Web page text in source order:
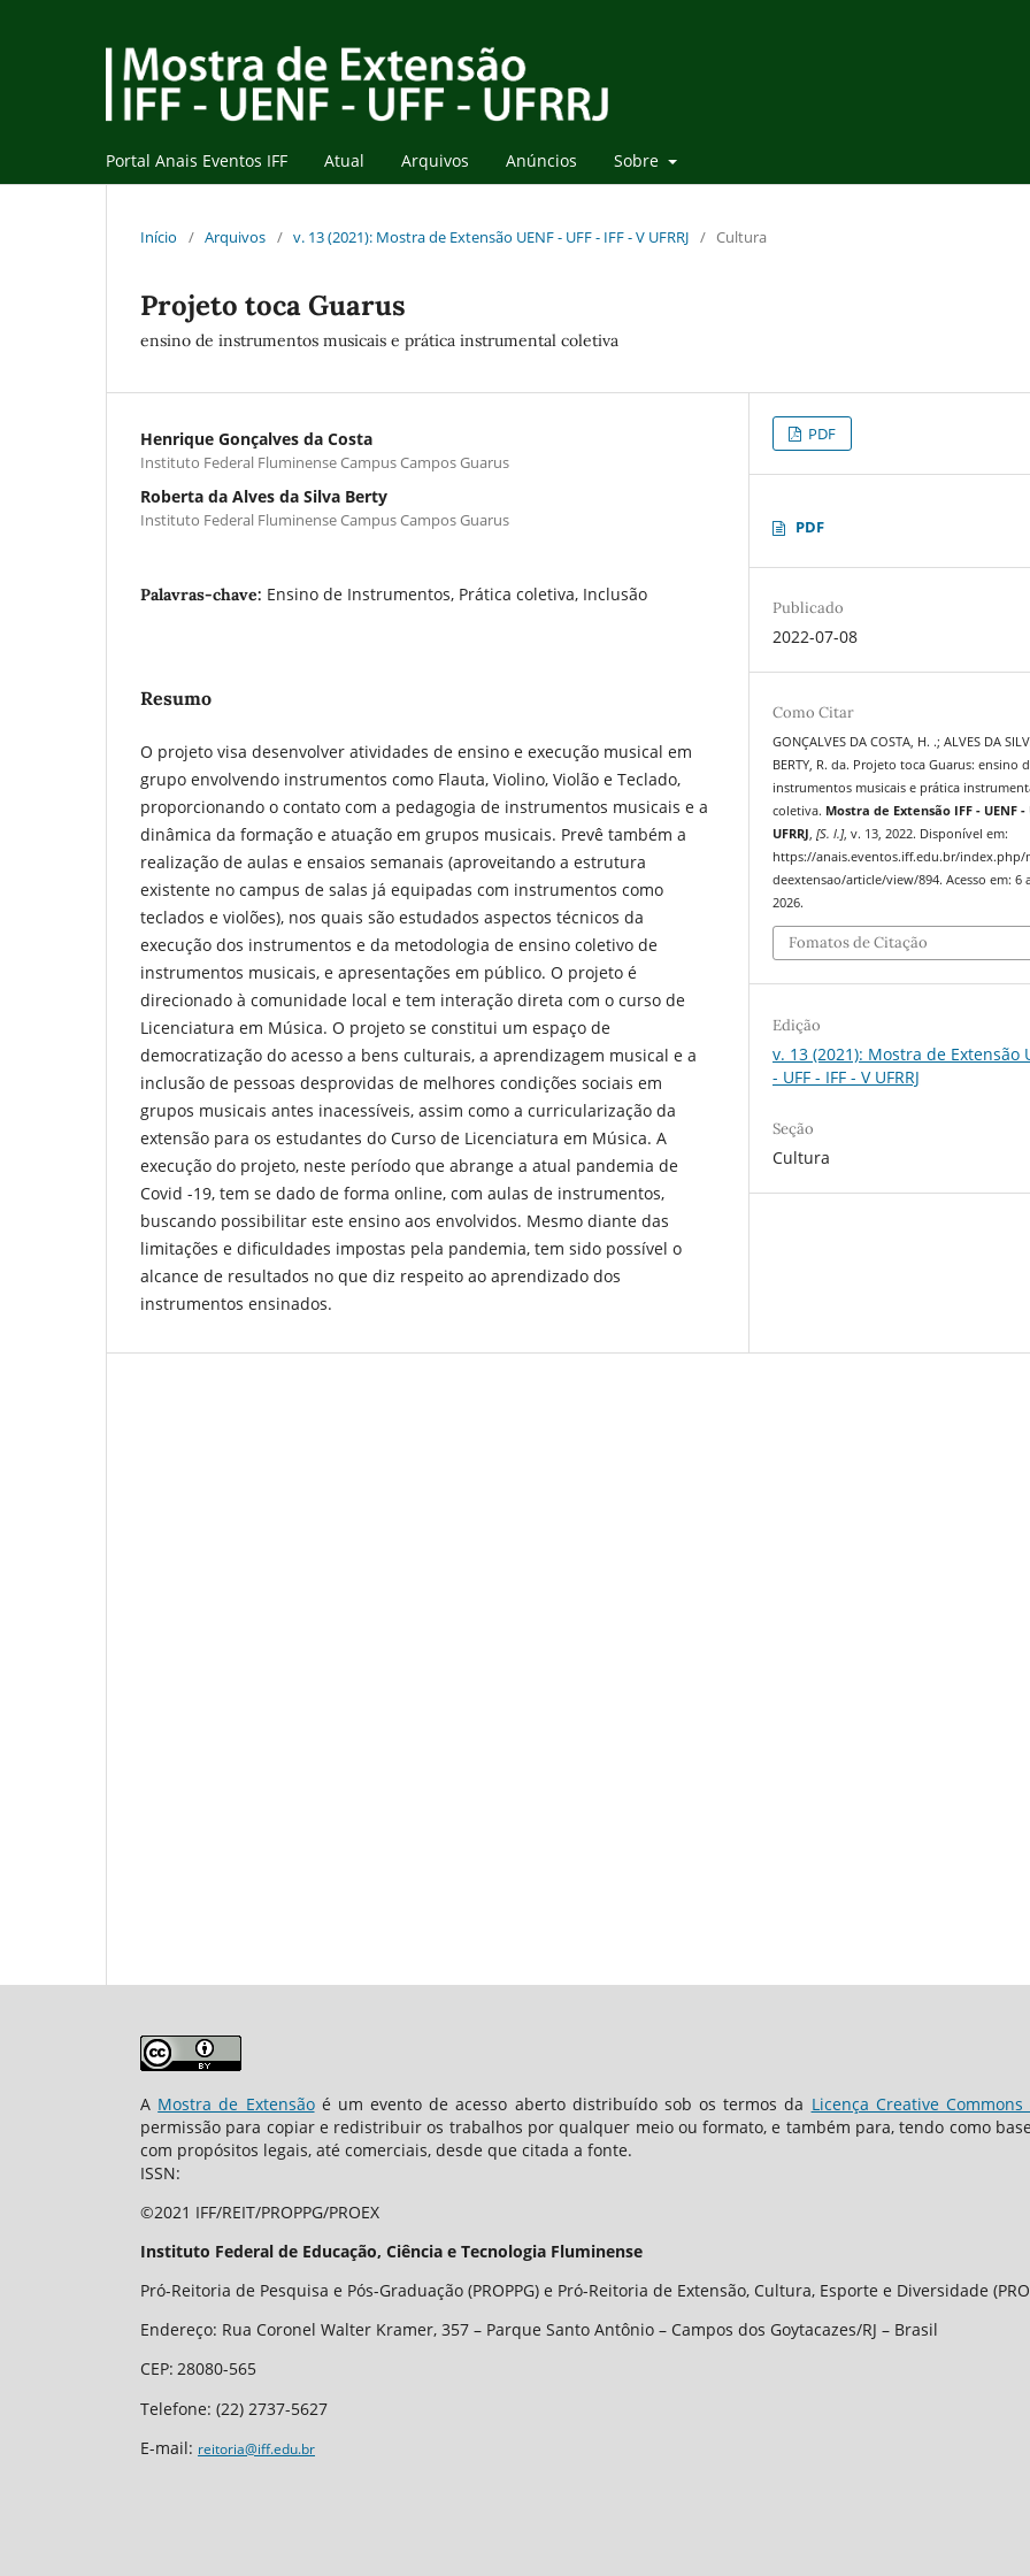
Portal Anais Eventos IFF Atual Arquivos Anúncios Sobre
Início / Arquivos / v. 13 (2021): Mostra de Extensão UENF - UFF - IFF - V UFRRJ / Cultura
Projeto toca Guarus
ensino de instrumentos musicais e prática instrumental coletiva
Henrique Gonçalves da Costa
Instituto Federal Fluminense Campus Campos Guarus
Roberta da Alves da Silva Berty
Instituto Federal Fluminense Campus Campos Guarus
Palavras-chave: Ensino de Instrumentos, Prática coletiva, Inclusão
Resumo
O projeto visa desenvolver atividades de ensino e execução musical em
grupo envolvendo instrumentos como Flauta, Violino, Violão e Teclado,
proporcionando o contato com a pedagogia de instrumentos musicais e a
dinâmica da formação e atuação em grupos musicais. Prevê também a
realização de aulas e ensaios semanais (aproveitando a estrutura
existente no campus de salas já equipadas com instrumentos como
teclados e violões), nos quais são estudados aspectos técnicos da
execução dos instrumentos e da metodologia de ensino coletivo de
instrumentos musicais, e apresentações em público. O projeto é
direcionado à comunidade local e tem interação direta com o curso de
Licenciatura em Música. O projeto se constitui um espaço de
democratização do acesso a bens culturais, a aprendizagem musical e a
inclusão de pessoas desprovidas de melhores condições sociais em
grupos musicais antes inacessíveis, assim como a curricularização da
extensão para os estudantes do Curso de Licenciatura em Música. A
execução do projeto, neste período que abrange a atual pandemia de
Covid -19, tem se dado de forma online, com aulas de instrumentos,
buscando possibilitar este ensino aos envolvidos. Mesmo diante das
limitações e dificuldades impostas pela pandemia, tem sido possível o
alcance de resultados no que diz respeito ao aprendizado dos
instrumentos ensinados.
PDF
PDF
Publicado
2022-07-08
Como Citar
GONÇALVES DA COSTA, H. .; ALVES DA
BERTY, R. da. Projeto toca Guarus: ensino
instrumentos musicais e prática
coletiva. Mostra de Extensão IFF - UENF -
UFRRJ,[S. l.], v. 13, 2022. Disponível em:
https://anais.eventos.iff.edu.br/index.php/
deextensao/article/view/894. Acesso em: 6
2026.
Fomatos de Citação
Edição
v. 13 (2021): Mostra de Extensão
- UFF - IFF - V UFRRJ
Seção
Cultura
A Mostra de Extensãoé um evento de acesso aberto distribuído sob os termos da Licença Creative
permissão para copiar e redistribuir os trabalhos por qualquer meio ou formato, e também para, tendo como
com propósitos legais, até comerciais, desde que citada a fonte.
ISSN:
©2021 IFF/REIT/PROPPG/PROEX
Instituto Federal de Educação, Ciência e Tecnologia Fluminense
Pró-Reitoria de Pesquisa e Pós-Graduação (PROPPG) e Pró-Reitoria de Extensão, Cultura, Esporte e Diversidade
Endereço: Rua Coronel Walter Kramer, 357 – Parque Santo Antônio – Campos dos Goytacazes/RJ – Brasil
CEP: 28080-565
Telefone: (22) 2737-5627
E-mail: reitoria@iff.edu.br